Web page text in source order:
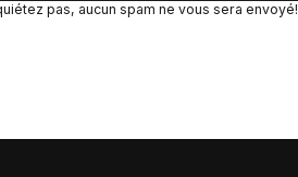
pas, aucun spam ne vous sera envoyé!